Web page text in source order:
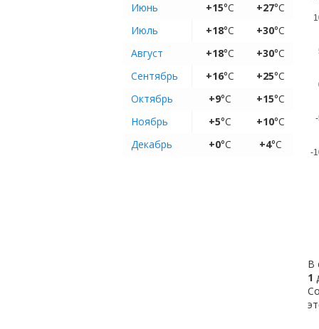
Июнь
+15°C +27°C
Июль
+18°C +30°C
Август
+18°C +30°C
Сентябрь
+16°C +25°C
Октябрь
+9°C +15°C
Ноябрь
+5°C +10°C
Декабрь
+0°C +4°C
-
В
1